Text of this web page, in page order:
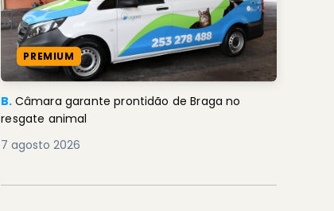
PREMIUM
B. Câmara garante prontidão de Braga no
resgate animal
7 agosto 2026